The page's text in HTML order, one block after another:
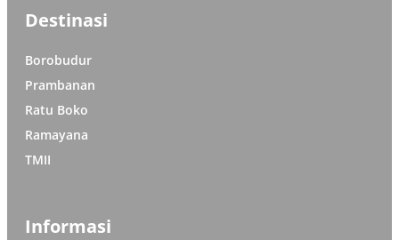
Destinasi
Borobudur
Prambanan
Ratu Boko
Ramayana
TMII
Informasi